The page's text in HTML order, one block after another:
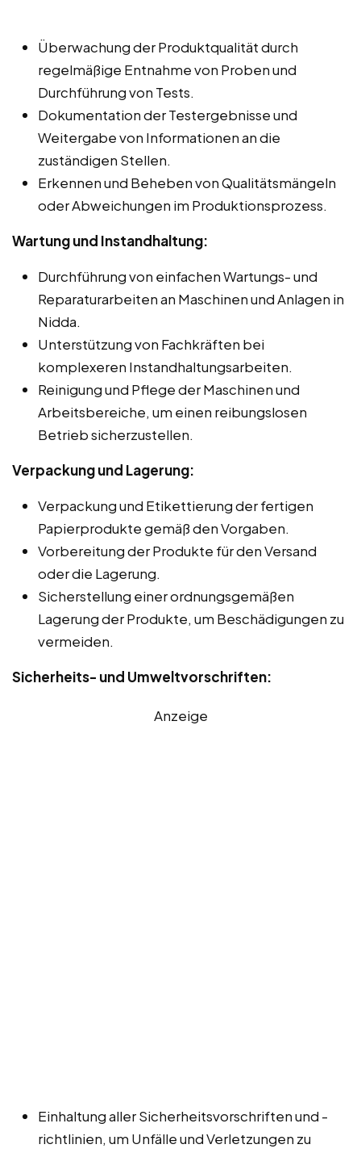
Überwachung der Produktqualität durch
regelmäßige Entnahme von Proben und
Durchführung von Tests.
Dokumentation der Testergebnisse und
Weitergabe von Informationen an die
zuständigen Stellen.
Erkennen und Beheben von Qualitätsmängeln
oder Abweichungen im Produktionsprozess.
Wartung und Instandhaltung:
Durchführung von einfachen Wartungs- und
Reparaturarbeiten an Maschinen und Anlagen in
Nidda.
Unterstützung von Fachkräften bei
komplexeren Instandhaltungsarbeiten.
Reinigung und Pflege der Maschinen und
Arbeitsbereiche, um einen reibungslosen
Betrieb sicherzustellen.
Verpackung und Lagerung:
Verpackung und Etikettierung der fertigen
Papierprodukte gemäß den Vorgaben.
Vorbereitung der Produkte für den Versand
oder die Lagerung.
Sicherstellung einer ordnungsgemäßen
Lagerung der Produkte, um Beschädigungen zu
vermeiden.
Sicherheits- und Umweltvorschriften:
Anzeige
Einhaltung aller Sicherheitsvorschriften und -
richtlinien, um Unfälle und Verletzungen zu